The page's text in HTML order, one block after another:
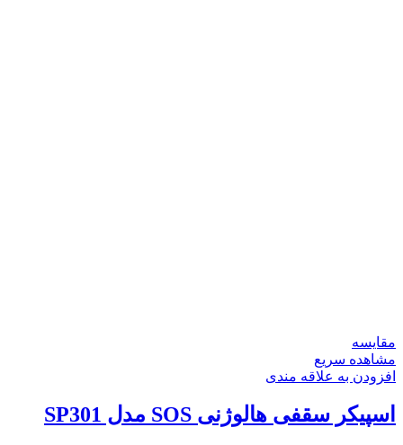
مقایسه
مشاهده سریع
افزودن به علاقه مندی
اسپیکر سقفی هالوژنی SOS مدل SP301